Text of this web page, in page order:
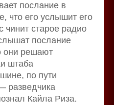
послание в
что его услышит его
чинит старое радио
послание
они решают
штаба
по пути
разведчика
Кайла Риза.